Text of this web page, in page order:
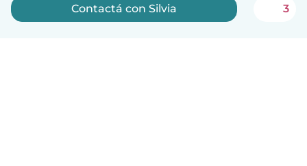
Contactá con Silvia 3